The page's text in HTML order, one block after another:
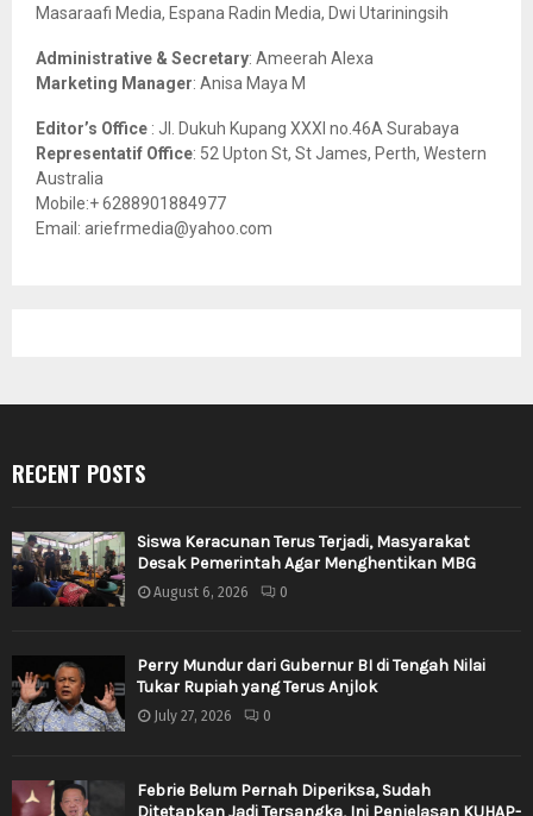
Masaraafi Media, Espana Radin Media, Dwi Utariningsih
Administrative & Secretary: Ameerah Alexa
Marketing Manager: Anisa Maya M
Editor’s Office : Jl. Dukuh Kupang XXXI no.46A Surabaya
Representatif Office: 52 Upton St, St James, Perth, Western
Australia
Mobile:+ 6288901884977
Email: ariefrmedia@yahoo.com
RECENT POSTS
Siswa Keracunan Terus Terjadi, Masyarakat
Desak Pemerintah Agar Menghentikan MBG
August 6, 2026 0
Perry Mundur dari Gubernur BI di Tengah Nilai
Tukar Rupiah yang Terus Anjlok
July 27, 2026 0
Febrie Belum Pernah Diperiksa, Sudah
Ditetapkan Jadi Tersangka, Ini Penjelasan KUHAP-